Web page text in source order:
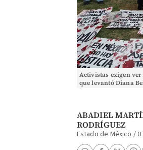
Activistas exigen
que levantó Diana
ABADIEL
RODRÍGUEZ
Estado de México /